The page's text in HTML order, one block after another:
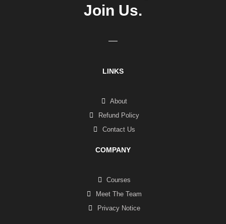
Join Us.
LINKS
About
Refund Policy
Contact Us
COMPANY
Courses
Meet The Team
Privacy Notice